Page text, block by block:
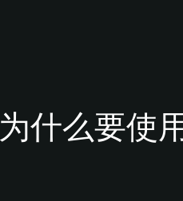
为什么要使